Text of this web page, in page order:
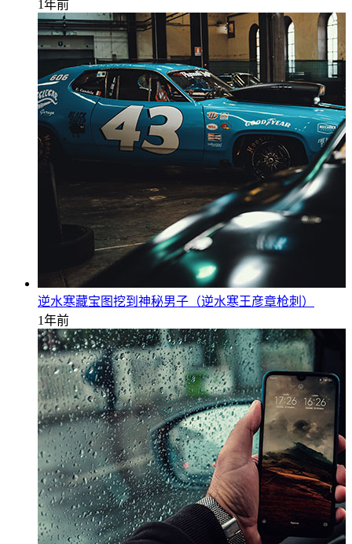
1年前
逆水寒藏宝图挖到神秘男子（逆水寒王彦章枪刺）
1年前